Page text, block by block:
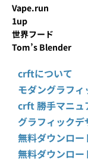
Vape.run
1up
世界フード
Tom’s Blender
crftについて
モダングラフ
crft 勝手マニュ
グラフィック
無料ダウンロ
無料ダウンロ